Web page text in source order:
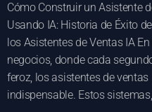
Cómo Construir un Asistente
Usando IA: Historia de Éxito
los Asistentes de Ventas IA
negocios, donde cada
feroz, los asistentes de
indispensable. Estos